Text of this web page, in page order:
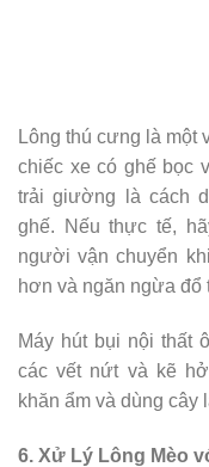
Lông thú cưng là một
chiếc xe có ghế bọc
trải giường là cách
ghế. Nếu thực tế,
người vận chuyển
hơn và ngăn ngừa đổ
Máy hút bụi nội thất
các vết nứt và kẽ
khăn ẩm và dùng cây
6. Xử Lý Lông Mèo